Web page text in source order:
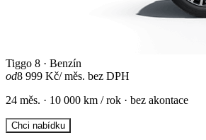
Tiggo 8 · Benzín
od8 999 Kč/ měs. bez DPH
24 měs. · 10 000 km / rok · bez akontace
Chci nabídku